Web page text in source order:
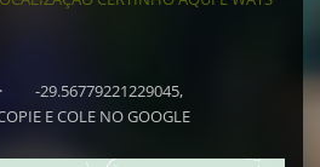
-29.56779221229045,
E COLE NO GOOGLE